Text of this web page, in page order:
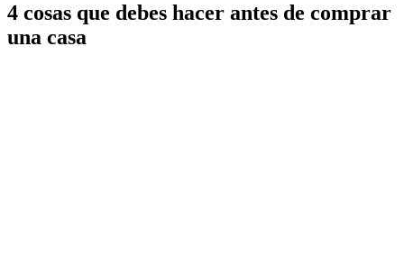
4 cosas que debes hacer antes de comprar
una casa